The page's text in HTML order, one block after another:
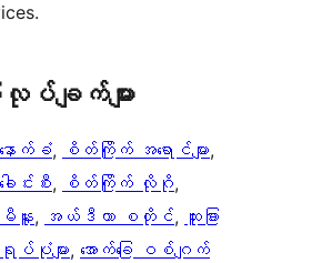
ပ်​ချက်​များ
ောက်ခံ, စိတ်ကြိုက် အရောင်များ
င်းစီး, စိတ်ကြိုက် လိုဂို
နူး, အယ်ဒီတာ စတိုင်, ထူးခြား
ရုပ်ပုံများ, အောက်ခြေ ဝစ်ဂျက်